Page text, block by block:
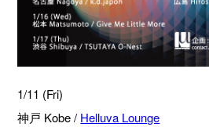
1/11 (Fri)
神戸 Kobe /Helluva Lounge